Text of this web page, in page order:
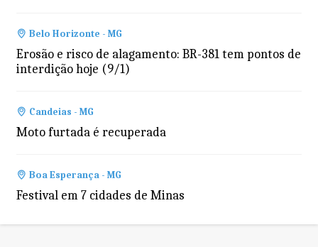
Belo Horizonte - MG
Erosão e risco de alagamento: BR-381 tem pontos de
interdição hoje (9/1)
Candeias - MG
Moto furtada é recuperada
Boa Esperança - MG
Festival em 7 cidades de Minas